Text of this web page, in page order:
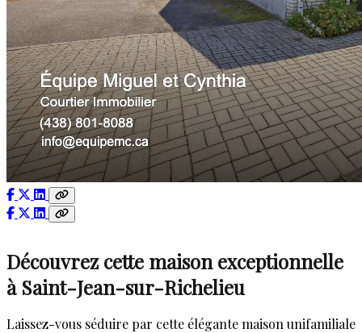
Découvrez cette maison exceptionnelle
à Saint-Jean-sur-Richelieu
Laissez-vous séduire par cette élégante maison unifamiliale